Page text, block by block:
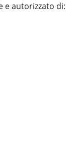
e autorizzato di: